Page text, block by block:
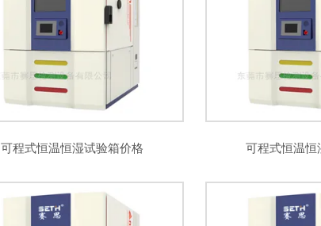
可程式恒温恒湿试验箱价格 可程式恒温恒